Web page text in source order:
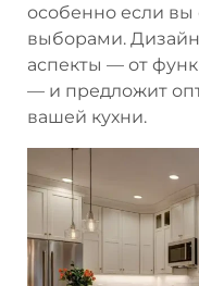
особенно если вы
выборами.
аспекты — от
— и предложит
вашей кухни.